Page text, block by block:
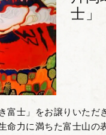
士」
」をお譲りいただきました
命力に満ちた富士山の